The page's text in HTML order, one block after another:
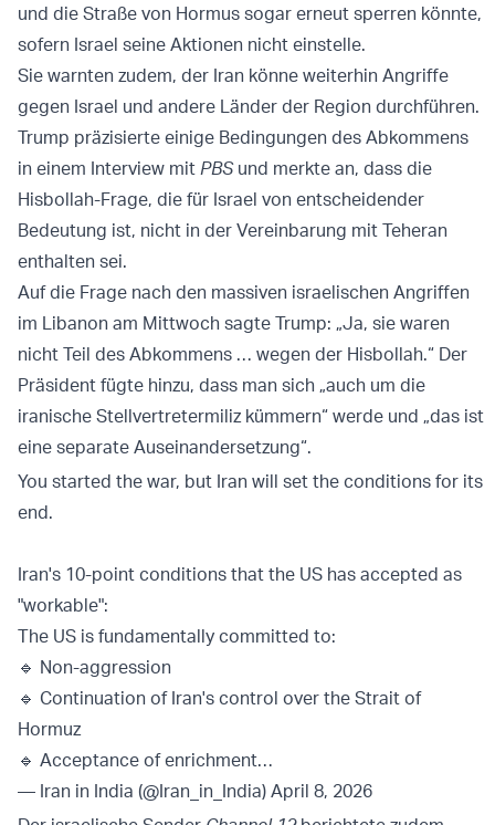
und die Straße von Hormus sogar erneut sperren könnte,
sofern Israel seine Aktionen nicht einstelle.
Sie warnten zudem, der Iran könne weiterhin Angriffe
gegen Israel und andere Länder der Region durchführen.
Trump präzisierte einige Bedingungen des Abkommens
in einem Interview mit PBSund merkte an, dass die
Hisbollah-Frage, die für Israel von entscheidender
Bedeutung ist, nicht in der Vereinbarung mit Teheran
enthalten sei.
Auf die Frage nach den massiven israelischen Angriffen
im Libanon am Mittwoch sagte Trump: „Ja, sie waren
nicht Teil des Abkommens … wegen der Hisbollah.“ Der
Präsident fügte hinzu, dass man sich „auch um die
iranische Stellvertretermiliz kümmern“ werde und „das ist
eine separate Auseinandersetzung“.
You started the war, but Iran will set the conditions for its
end.
Iran's 10-point conditions that the US has accepted as
"workable":
The US is fundamentally committed to:
🔹 Non-aggression
🔹 Continuation of Iran's control over the Strait of
Hormuz
🔹 Acceptance of enrichment…
— Iran in India (@Iran_in_India) April 8, 2026